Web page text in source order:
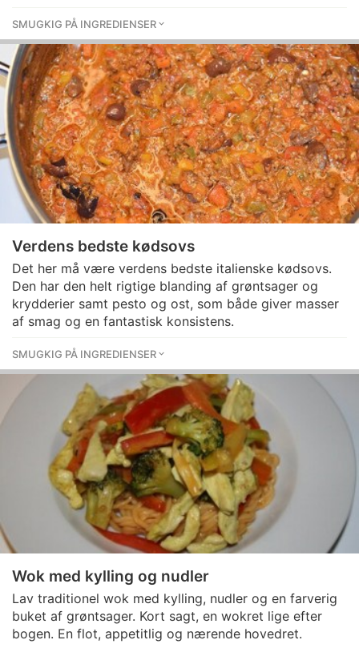
SMUGKIG PÅ INGREDIENSER
Verdens bedste kødsovs
Det her må være verdens bedste italienske kødsovs.
Den har den helt rigtige blanding af grøntsager og
krydderier samt pesto og ost, som både giver masser
af smag og en fantastisk konsistens.
SMUGKIG PÅ INGREDIENSER
Wok med kylling og nudler
Lav traditionel wok med kylling, nudler og en farverig
buket af grøntsager. Kort sagt, en wokret lige efter
bogen. En flot, appetitlig og nærende hovedret.